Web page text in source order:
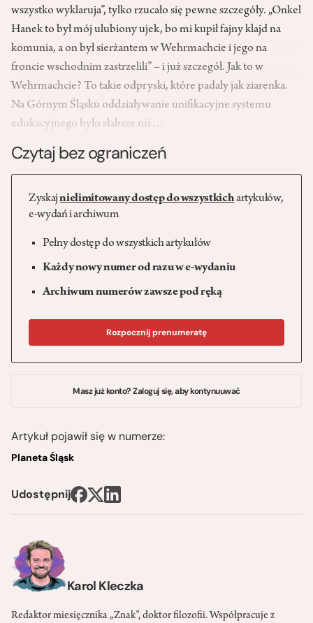
Karol Kleczka
Redaktor miesięcznika „Znak”, doktor filozofii. Współpracuje z
wszystko wyklaruja”, tylko rzucało się pewne szczegóły. „Onkel
Hanek to był mój ulubiony ujek, bo mi kupił fajny klajd na
komunia, a on był sierżantem w Wehrmachcie i jego na
froncie wschodnim zastrzelili” – i już szczegół. Jak to w
Wehrmachcie? To takie odpryski, które padały jak ziarenka.
Na Górnym Śląsku oddziaływanie unifikacyjne systemu
edukacyjnego było słabsze niż…
Czytaj bez ograniczeń
Zyskajnielimitowany dostęp do wszystkichartykułów,
e-wydań i archiwum
Pełny dostęp do wszystkich artykułów
Każdy nowy numer od razu w e-wydaniu
Archiwum numerów zawsze pod ręką
Rozpocznij prenumeratę
Masz już konto? Zaloguj się, aby kontynuuwać
Artykuł pojawił się w numerze:
Planeta Śląsk
Udostępnij